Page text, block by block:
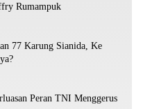
Rumampuk
77 Karung Sianida, Ke
Peran TNI Menggerus